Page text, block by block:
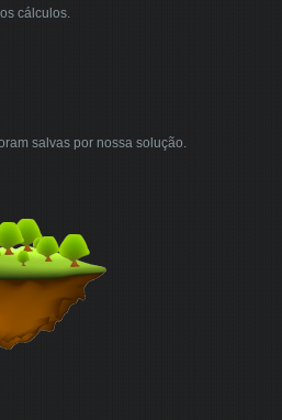
cálculos.
salvas por nossa solução.